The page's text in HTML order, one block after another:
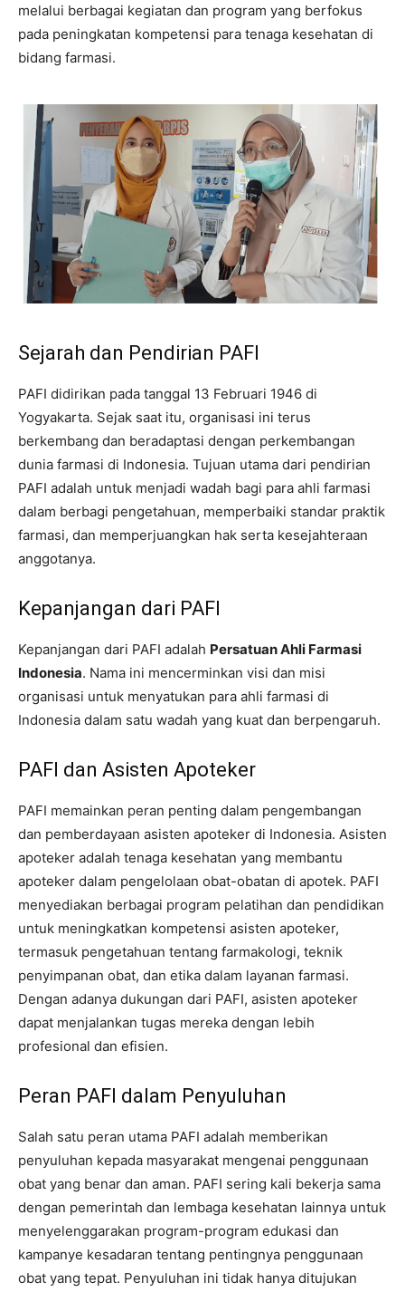
melalui berbagai kegiatan dan program yang berfokus
pada peningkatan kompetensi para tenaga kesehatan di
bidang farmasi.
Sejarah dan Pendirian PAFI
PAFI didirikan pada tanggal 13 Februari 1946 di
Yogyakarta. Sejak saat itu, organisasi ini terus
berkembang dan beradaptasi dengan perkembangan
dunia farmasi di Indonesia. Tujuan utama dari pendirian
PAFI adalah untuk menjadi wadah bagi para ahli farmasi
dalam berbagi pengetahuan, memperbaiki standar praktik
farmasi, dan memperjuangkan hak serta kesejahteraan
anggotanya.
Kepanjangan dari PAFI
Kepanjangan dari PAFI adalah Persatuan Ahli Farmasi
Indonesia. Nama ini mencerminkan visi dan misi
organisasi untuk menyatukan para ahli farmasi di
Indonesia dalam satu wadah yang kuat dan berpengaruh.
PAFI dan Asisten Apoteker
PAFI memainkan peran penting dalam pengembangan
dan pemberdayaan asisten apoteker di Indonesia. Asisten
apoteker adalah tenaga kesehatan yang membantu
apoteker dalam pengelolaan obat-obatan di apotek. PAFI
menyediakan berbagai program pelatihan dan pendidikan
untuk meningkatkan kompetensi asisten apoteker,
termasuk pengetahuan tentang farmakologi, teknik
penyimpanan obat, dan etika dalam layanan farmasi.
Dengan adanya dukungan dari PAFI, asisten apoteker
dapat menjalankan tugas mereka dengan lebih
profesional dan efisien.
Peran PAFI dalam Penyuluhan
Salah satu peran utama PAFI adalah memberikan
penyuluhan kepada masyarakat mengenai penggunaan
obat yang benar dan aman. PAFI sering kali bekerja sama
dengan pemerintah dan lembaga kesehatan lainnya untuk
menyelenggarakan program-program edukasi dan
kampanye kesadaran tentang pentingnya penggunaan
obat yang tepat. Penyuluhan ini tidak hanya ditujukan